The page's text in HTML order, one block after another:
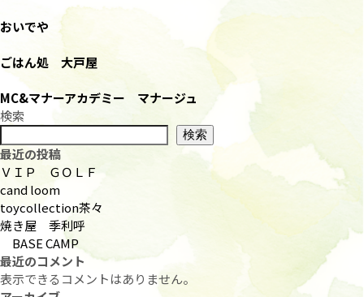
おいでや
ごはん処 大戸屋
MC&マナーアカデミー マナージュ
検索
検索
最近の投稿
ＶＩＰ ＧＯＬＦ
cand loom
toycollection茶々
焼き屋 季利呼
BASE CAMP
最近のコメント
表示できるコメントはありません。